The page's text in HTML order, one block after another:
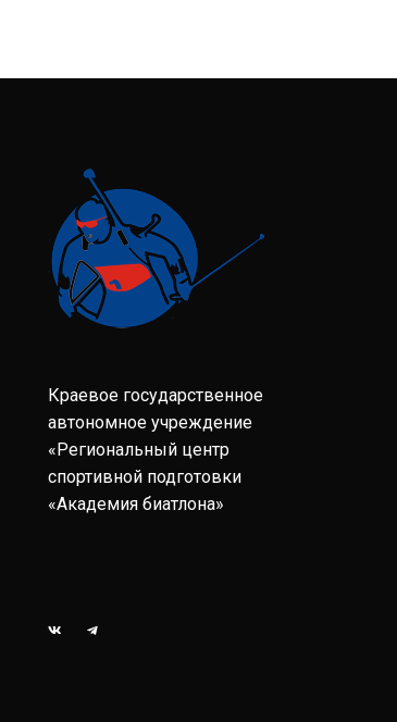
Краевое государственное
автономное учреждение
«Региональный центр
спортивной подготовки
«Академия биатлона»